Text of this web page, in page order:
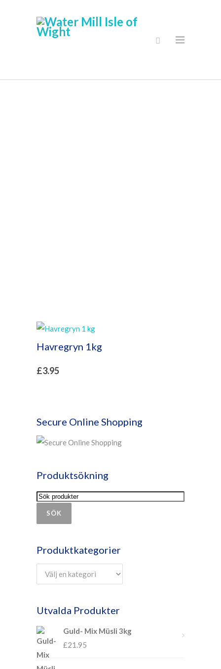
Havregryn 1kg
£3.95
Secure Online Shopping
Produktsökning
SÖK
Produktkategorier
Utvalda Produkter
Guld- Mix Müsli 3kg
£21.95